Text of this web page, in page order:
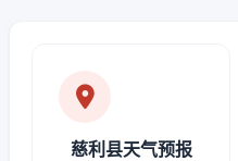
慈利县天气预报